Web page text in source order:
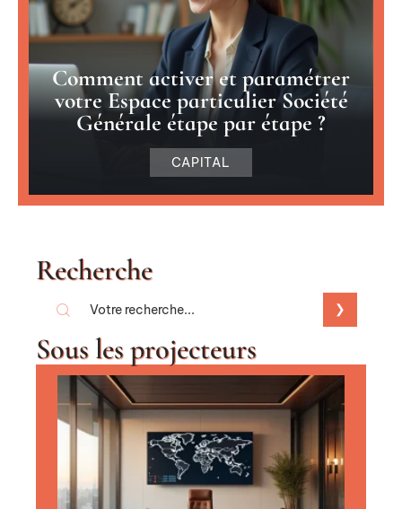
Comment activer et paramétrer
votre Espace particulier Société
Générale étape par étape ?
CAPITAL
Recherche
Sous les projecteurs